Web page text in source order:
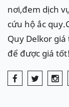
nơi,đem dịch
cứu hộ ắc
Quy Delkor giá
để được giá tốt!